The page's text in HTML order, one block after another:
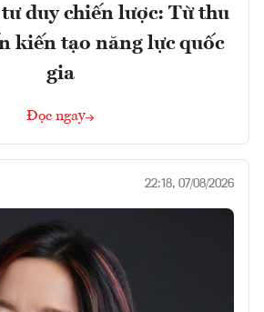
duy chiến lược: Từ thu
kiến tạo năng lực quốc
gia
Đọc ngay
22:18, 07/08/2026